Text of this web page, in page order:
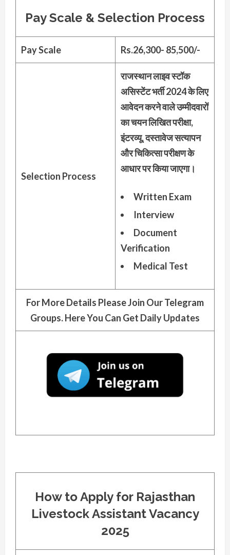
Pay Scale & Selection Process
Pay Scale Rs.26,300- 85,500/-
Selection Process
राजस्थान लाइव स्टॉक
असिस्टेंट भर्ती 2024 के लिए
आवेदन करने वाले उम्मीदवारों
का चयन लिखित परीक्षा,
इंटरव्यू, दस्तावेज सत्यापन
और चिकित्सा परीक्षण के
आधार पर किया जाएगा।
Written Exam
Interview
Document
Verification
Medical Test
For More Details Please Join Our Telegram
Groups. Here You Can Get Daily Updates
How to Apply for Rajasthan
Livestock Assistant Vacancy
2025